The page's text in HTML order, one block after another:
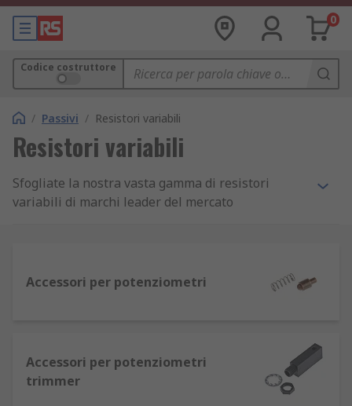
0
Codice costruttore
/ Passivi / Resistori variabili
Resistori variabili
Sfogliate la nostra vasta gamma di resistori
variabili di marchi leader del mercato
Che cosa sono i resistori variabili e come
consentono di controllare il flusso di corrente
attraverso un circuito elettrico. I resistori
variabili possono essere utilizzati in numerosi
Accessori per potenziometri
Accessori per potenziometri
trimmer